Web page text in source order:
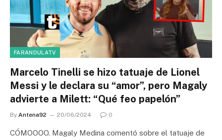
FARANDULATV
Marcelo Tinelli se hizo tatuaje de Lionel
Messi y le declara su “amor”, pero Magaly
advierte a Milett: “Qué feo papelón”
By Antena92 20/06/2024 0
CÓMOOOO. Magaly Medina comentó sobre el tatuaje de